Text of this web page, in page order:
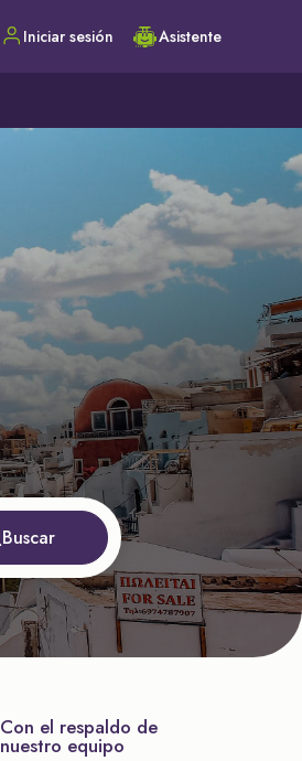
Iniciar sesión Asistente
Buscar
Con el respaldo de
nuestro equipo